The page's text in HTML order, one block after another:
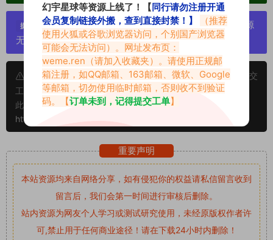
提示：
严禁搬运资源链接，一经发现封号处理，素材资源
无露点、需求请绕道，关闭本站网页！
申明：本文资源均来源网友分享，若侵犯了您的权限可以提交
工单处理。
此外本文章皆属于原创文章，转载请注明出处！原文链接：
https://abcjyw.com/1685.html
重要声明
本站资源均来自网络分享，如有侵犯你的权益请私信留言收到
留言后，我们会第一时间进行审核后删除。
站内资源为网友个人学习或测试研究使用，未经原版权作者许
可,禁止用于任何商业途径！请在下载24小时内删除！
幻宇星球等资源上线了！【同行请勿注册开通
会员复制链接外搬，查到直接封禁！】
（推荐
使用火狐或谷歌浏览器访问，个别国产浏览器
可能会无法访问）。网址发布页：
weme.ren （请加入收藏夹）。请使用正规邮
箱注册，如QQ邮箱、163邮箱、微软、Google
等邮箱，切勿使用临时邮箱，否则收不到验证
码。【订单未到，记得提交工单】